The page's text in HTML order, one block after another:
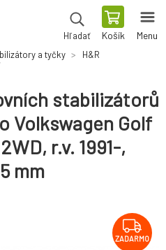
Hľadať Košík Menu
a tyčky
H&R
stabilizátorů
Volkswagen Golf
r.v. 1991-,
mm
ZADARMO